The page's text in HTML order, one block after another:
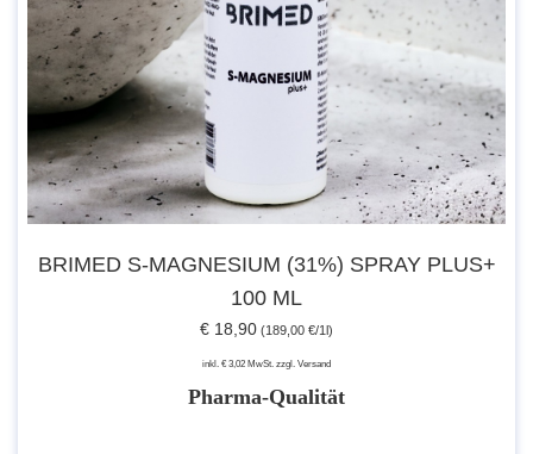
BRIMED S-MAGNESIUM (31%) SPRAY PLUS+
100 ML
€ 18,90 (189,00 €/1l)
inkl. € 3,02 MwSt. zzgl. Versand
Pharma-Qualität